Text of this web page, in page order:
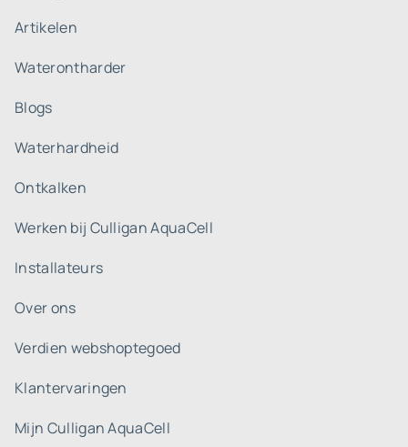
Artikelen
Waterontharder
Blogs
Waterhardheid
Ontkalken
Werken bij Culligan AquaCell
Installateurs
Over ons
Verdien webshoptegoed
Klantervaringen
Mijn Culligan AquaCell